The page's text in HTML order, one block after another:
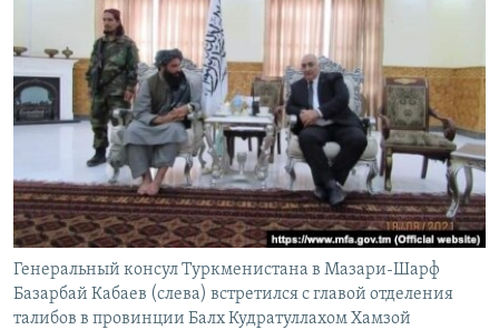
Генеральный консул Туркменистана в Мазари-Шарф
Базарбай Кабаев (слева) встретился с главой отделения
талибов в провинции Балх Кудратуллахом Хамзой